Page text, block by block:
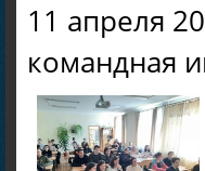
11 апреля
командная